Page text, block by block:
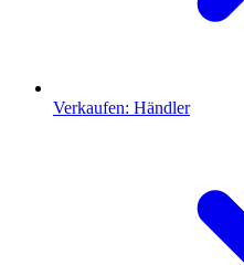
Verkaufen: Händler